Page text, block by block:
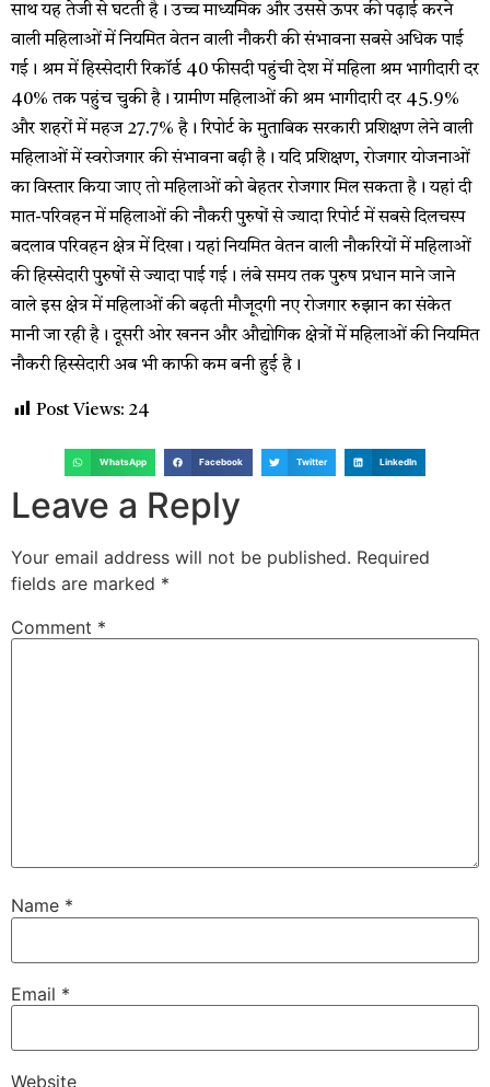
साथ यह तेजी से घटती है। उच्च माध्यमिक और उससे ऊपर की पढ़ाई करने
वाली महिलाओं में नियमित वेतन वाली नौकरी की संभावना सबसे अधिक पाई
गई। श्रम में हिस्सेदारी रिकॉर्ड 40 फीसदी पहुंची देश में महिला श्रम भागीदारी दर
40% तक पहुंच चुकी है। ग्रामीण महिलाओं की श्रम भागीदारी दर 45.9%
और शहरों में महज 27.7% है। रिपोर्ट के मुताबिक सरकारी प्रशिक्षण लेने वाली
महिलाओं में स्वरोजगार की संभावना बढ़ी है। यदि प्रशिक्षण, रोजगार योजनाओं
का विस्तार किया जाए तो महिलाओं को बेहतर रोजगार मिल सकता है। यहां दी
मात-परिवहन में महिलाओं की नौकरी पुरुषों से ज्यादा रिपोर्ट में सबसे दिलचस्प
बदलाव परिवहन क्षेत्र में दिखा। यहां नियमित वेतन वाली नौकरियों में महिलाओं
की हिस्सेदारी पुरुषों से ज्यादा पाई गई। लंबे समय तक पुरुष प्रधान माने जाने
वाले इस क्षेत्र में महिलाओं की बढ़ती मौजूदगी नए रोजगार रुझान का संकेत
मानी जा रही है। दूसरी ओर खनन और औद्योगिक क्षेत्रों में महिलाओं की नियमित
नौकरी हिस्सेदारी अब भी काफी कम बनी हुई है।
Post Views: 24
WhatsApp Facebook Twitter LinkedIn
Leave a Reply
Your email address will not be published. Required
fields are marked *
Comment *
Name *
Email *
Website